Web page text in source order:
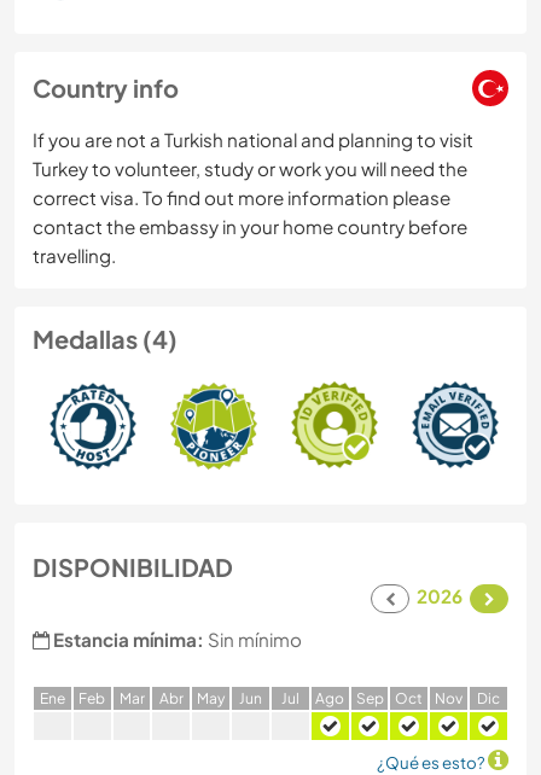
Country info
If you are not a Turkish national and planning to visit
Turkey to volunteer, study or work you will need the
correct visa. To find out more information please
contact the embassy in your home country before
travelling.
Medallas (4)
DISPONIBILIDAD
2026
Estancia mínima: Sin mínimo
Ene Feb Mar Abr May Jun Jul Ago Sep Oct Nov Dic
¿Qué es esto?